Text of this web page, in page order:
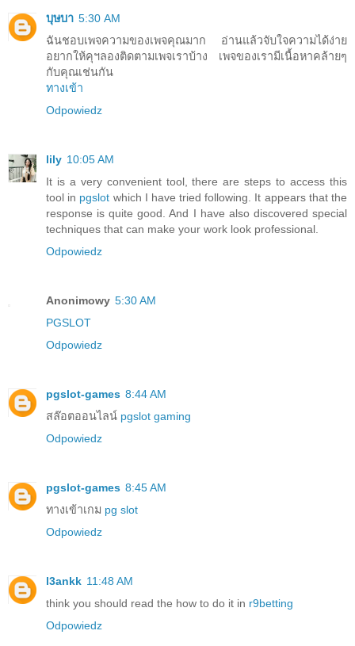
บุษบา 5:30 AM
ฉันชอบเพจความของเพจคุณมาก อ่านแล้วจับใจความได้ง่าย
อยากให้คุฯลองติดตามเพจเราบ้าง เพจของเรามีเนื้อหาคล้ายๆ
กับคุณเช่นกัน
ทางเข้า
Odpowiedz
lily 10:05 AM
It is a very convenient tool, there are steps to access this
tool in pgslot which I have tried following. It appears that the
response is quite good. And I have also discovered special
techniques that can make your work look professional.
Odpowiedz
Anonimowy 5:30 AM
PGSLOT
Odpowiedz
pgslot-games 8:44 AM
สล๊อตออนไลน์ pgslot gaming
Odpowiedz
pgslot-games 8:45 AM
ทางเข้าเกม pg slot
Odpowiedz
l3ankk 11:48 AM
think you should read the how to do it in r9betting
Odpowiedz